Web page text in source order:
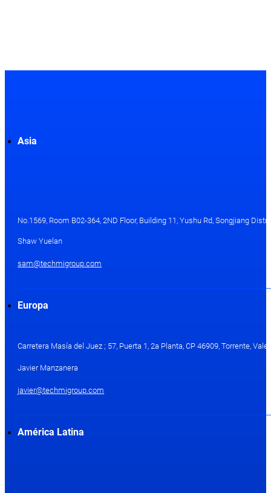
Asia
No.1569, Room B02-364, 2ND Floor, Building 11, Yushu Rd, Songjiang
Shaw Yuelan
sam@techmigroup.com
Europa
Carretera Masía del Juez ; 57, Puerta 1, 2a Planta, CP 46909, Torrente,
Javier Manzanera
javier@techmigroup.com
América Latina